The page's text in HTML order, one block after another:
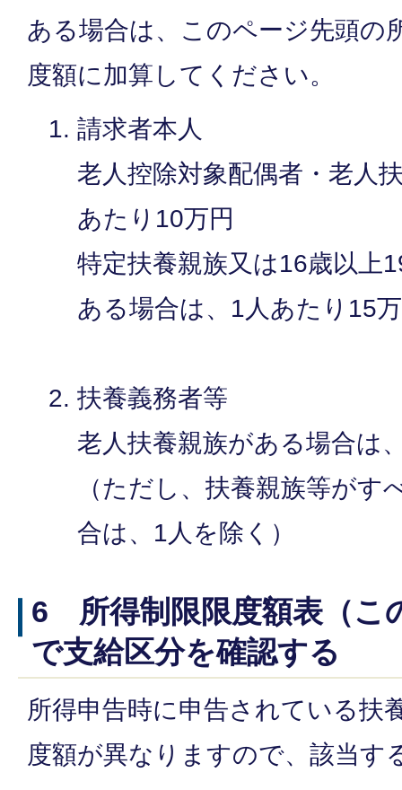
ある場合は、このページ先頭の
度額に加算してください。
請求者本人
老人控除対象配偶者・老人
あたり10万円
特定扶養親族又は16歳以上
ある場合は、1人あたり15
扶養義務者等
老人扶養親族がある場合は
（ただし、扶養親族等がす
合は、1人を除く）
6 所得制限限度額表（こ
で支給区分を確認する
所得申告時に申告されている扶
度額が異なりますので、該当す